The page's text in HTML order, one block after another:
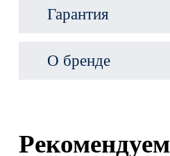
Гарантия
О бренде
Рекомендуем